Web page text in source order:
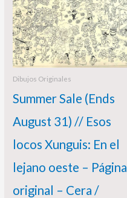
Dibujos Originales
Summer Sale (Ends
August 31) // Esos
locos Xunguis: En el
lejano oeste – Página
original – Cera /